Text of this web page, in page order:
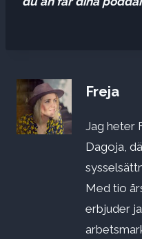
Freja
Jag heter
Dagoja,
Med tio
erbjuder